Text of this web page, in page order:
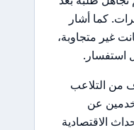
كما أشار
غير متجاوبة،
استفسار.
من التلاعب
عن
الاقتصادية